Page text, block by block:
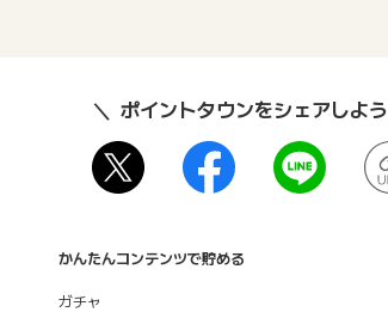
ポイントタウンをシェアしよう
かんたんコンテンツで貯める
ガチャ